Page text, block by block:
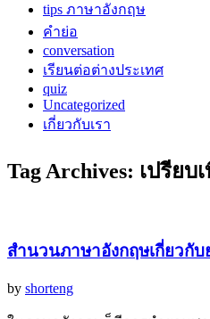
tips ภาษาอังกฤษ
คำย่อ
conversation
เรียนต่อต่างประเทศ
quiz
Uncategorized
เกี่ยวกับเรา
Tag Archives: เปรียบ
สำนวนภาษาอังกฤษเกี่ยวกั
by shorteng